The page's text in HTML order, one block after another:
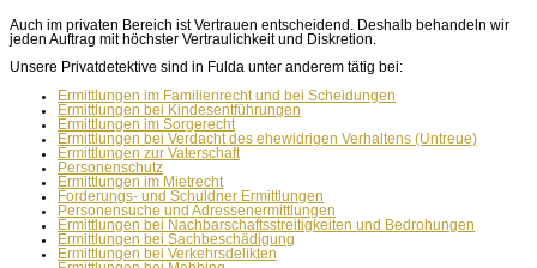
Auch im privaten Bereich ist Vertrauen entscheidend. Deshalb behandeln wir
jeden Auftrag mit höchster Vertraulichkeit und Diskretion.
Unsere Privatdetektive sind in Fulda unter anderem tätig bei:
Ermittlungen im Familienrecht und bei Scheidungen
Ermittlungen bei Kindesentführungen
Ermittlungen im Sorgerecht
Ermittlungen bei Verdacht des ehewidrigen Verhaltens (Untreue)
Ermittlungen zur Vaterschaft
Personenschutz
Ermittlungen im Mietrecht
Forderungs- und Schuldner Ermittlungen
Personensuche und Adressenermittlungen
Ermittlungen bei Nachbarschaftsstreitigkeiten und Bedrohungen
Ermittlungen bei Sachbeschädigung
Ermittlungen bei Verkehrsdelikten